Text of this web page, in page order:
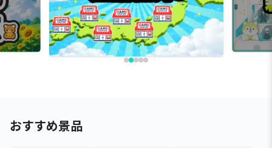
おすすめ景品